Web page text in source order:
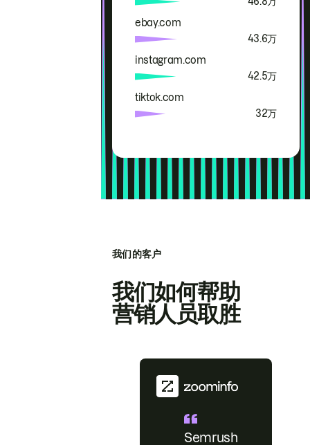
ebay.com
43.6万
instagram.com
42.5万
tiktok.com
32万
我们的客户
我们如何帮助
营销人员取胜
Semrush